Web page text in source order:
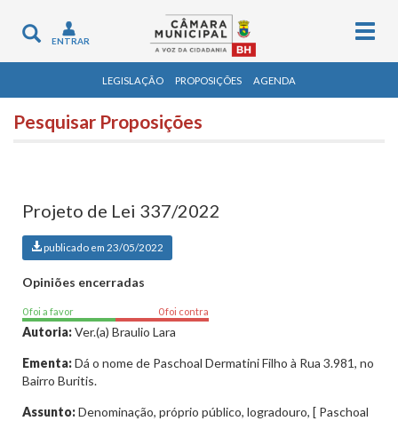
Toggle
navigation
ENTRAR
LEGISLAÇÃO PROPOSIÇÕES AGENDA
Pesquisar Proposições
Projeto de Lei 337/2022
publicado em 23/05/2022
Opiniões encerradas
0 foi a favor 0 foi contra
Autoria:Ver.(a) Braulio Lara
Ementa:Dá o nome de Paschoal Dermatini Filho à Rua 3.981, no
Bairro Buritis.
Assunto:Denominação, próprio público, logradouro, [ Paschoal